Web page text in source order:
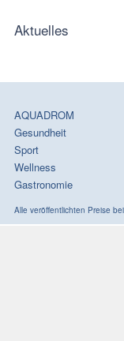
Aktuelles
AQUADROM
Gesundheit
Sport
Wellness
Gastronomie
Alle veröffentlichten Preise